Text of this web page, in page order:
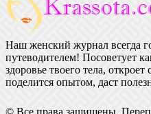
Наш женский журнал всегда
путеводителем! Посоветует
здоровье твоего тела,
поделится опытом, даст
© Все права защищены.